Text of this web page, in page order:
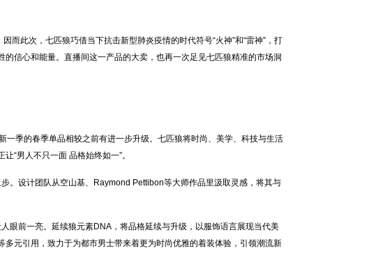
此次，七匹狼巧借当下抗击新型肺炎疫情的时代符号“火神”和“雷神”，打
信心和能量。直播间这一产品的大卖，也再一次足见七匹狼精准的市场洞
季的春季单品相较之前有进一步升级。七匹狼将时尚、美学、科技与生活
“男人不只一面 品格始终如一”。
设计团队从空山基、Raymond Pettibon等大师作品里汲取灵感，将其与
前一亮。延续狼元素DNA，将品格延续与升级，以服饰语言展现当代美
元引用，致力于为都市男士带来着更为时尚优雅的着装体验，引领潮流新